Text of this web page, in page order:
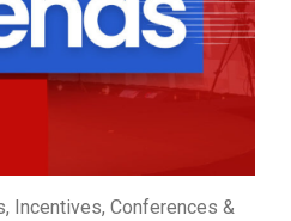
Incentives, Conferences &